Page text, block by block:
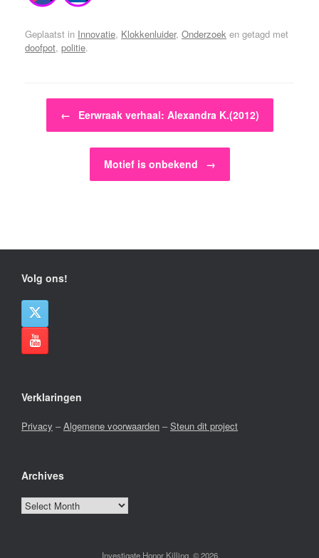
Geplaatst in Innovatie, Klokkenluider, Onderzoek en getagd met
doofpot, politie.
← Eerwraak verhaal: Alexandra K.(2012)
Motief is onbekend →
Volg ons!
Verklaringen
Privacy –Algemene voorwaarden –Steun dit project
Archives
Archives
Investigate Honor Killing, © 2026